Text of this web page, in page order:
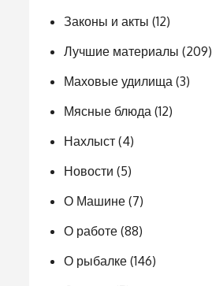
Законы и акты (12)
Лучшие материалы (209)
Маховые удилища (3)
Мясные блюда (12)
Нахлыст (4)
Новости (5)
О Машине (7)
О работе (88)
О рыбалке (146)